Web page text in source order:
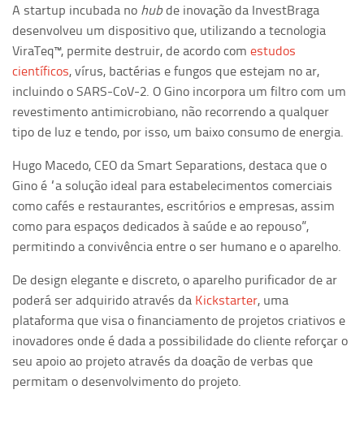
A startup incubada no hubde inovação da InvestBraga
desenvolveu um dispositivo que, utilizando a tecnologia
ViraTeq™, permite destruir, de acordo com estudos
científicos, vírus, bactérias e fungos que estejam no ar,
incluindo o SARS-CoV-2. O Gino incorpora um filtro com um
revestimento antimicrobiano, não recorrendo a qualquer
tipo de luz e tendo, por isso, um baixo consumo de energia.
Hugo Macedo, CEO da Smart Separations, destaca que o
Gino é “a solução ideal para estabelecimentos comerciais
como cafés e restaurantes, escritórios e empresas, assim
como para espaços dedicados à saúde e ao repouso”,
permitindo a convivência entre o ser humano e o aparelho.
De design elegante e discreto, o aparelho purificador de ar
poderá ser adquirido através da Kickstarter, uma
plataforma que visa o financiamento de projetos criativos e
inovadores onde é dada a possibilidade do cliente reforçar o
seu apoio ao projeto através da doação de verbas que
permitam o desenvolvimento do projeto.